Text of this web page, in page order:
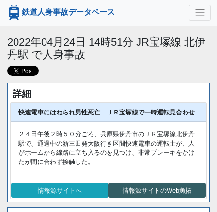
鉄道人身事故データベース
2022年04月24日 14時51分 JR宝塚線 北伊
丹駅 で人身事故
詳細
快速電車にはねられ男性死亡 ＪＲ宝塚線で一時運転見合わせ
２４日午後２時５０分ごろ、兵庫県伊丹市のＪＲ宝塚線北伊丹
駅で、通過中の新三田発大阪行き区間快速電車の運転士が、人
がホームから線路に立ち入るのを見つけ、非常ブレーキをかけ
たが間に合わず接触した。
...
情報源サイトへ 情報源サイトのWeb魚拓